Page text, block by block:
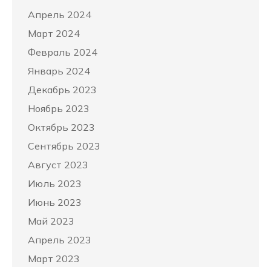
Апрель 2024
Март 2024
Февраль 2024
Январь 2024
Декабрь 2023
Ноябрь 2023
Октябрь 2023
Сентябрь 2023
Август 2023
Июль 2023
Июнь 2023
Май 2023
Апрель 2023
Март 2023